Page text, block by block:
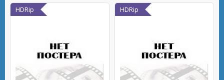
HDRip HDRip